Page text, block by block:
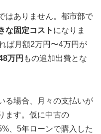
はありません。都市部で
な固定コスト になりま
ば月額2万円〜4万円が
万円 もの追加出費とな
る場合、月々の支払いが
ます。仮に中古の
、5年ローンで購入した